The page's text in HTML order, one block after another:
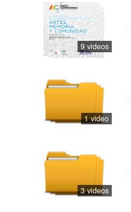
9 videos
1 video
3 videos